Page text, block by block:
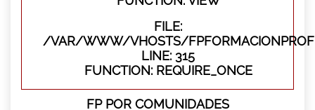
FILE:
/VAR/WWW/VHOSTS/
LINE: 315
FUNCTION: REQUIRE_ONCE
FP POR COMUNIDADES